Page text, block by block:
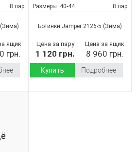
8 пар
(Зима)
ящик
грн.
Размеры: 40-44 8 пар
Ботинки Jamper 2126-5 (Зима)
Цена за пару
1 120 грн.
Цена за ящик
8 960 грн.
Купить Подробнее